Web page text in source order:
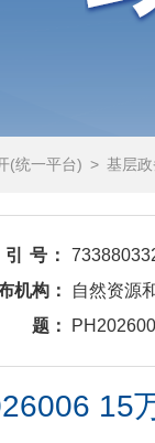
(统一平台) > 基层
引 号：
机构：
自然资源
题：
15